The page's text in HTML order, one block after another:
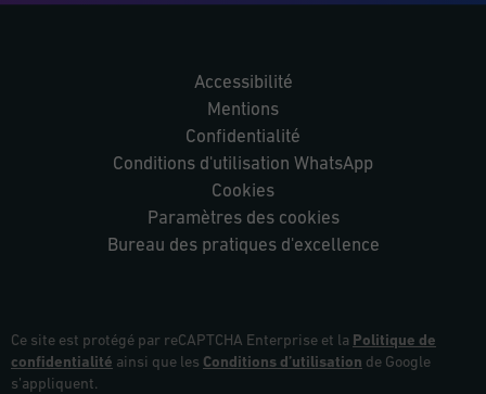
Accessibilité
Mentions
Confidentialité
Conditions d'utilisation WhatsApp
Cookies
Paramètres des cookies
Bureau des pratiques d'excellence
Ce site est protégé par reCAPTCHA Enterprise et la Politique de
confidentialité ainsi que les Conditions d’utilisation de Google
s’appliquent.